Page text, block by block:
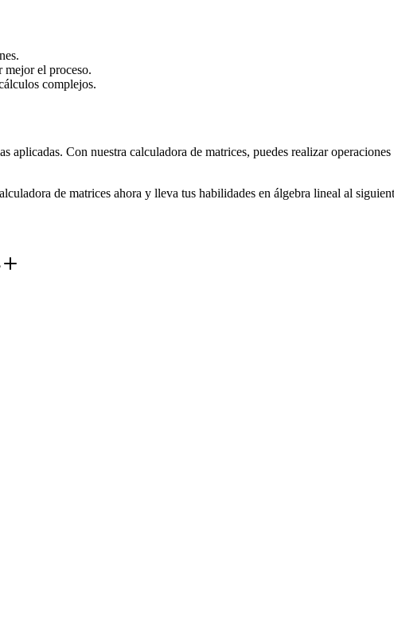
mejor el proceso.
complejos.
aplicadas. Con nuestra calculadora de matrices, puedes realizar
de matrices ahora y lleva tus habilidades en álgebra lineal al